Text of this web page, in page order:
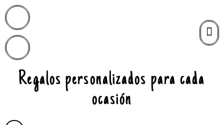
Regalos personalizados para cada
ocasión